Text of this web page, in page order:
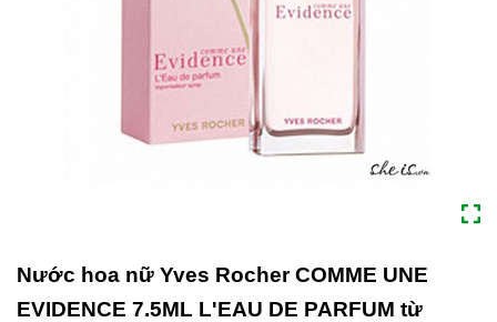
Nước hoa nữ Yves Rocher COMME UNE
EVIDENCE 7.5ML L'EAU DE PARFUM từ